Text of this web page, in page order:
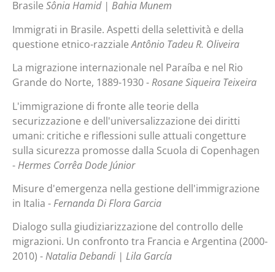
Brasile Sônia Hamid | Bahia Munem
Immigrati in Brasile. Aspetti della selettività e della
questione etnico-razzialeAntônio Tadeu R. Oliveira
La migrazione internazionale nel Paraíba e nel Rio
Grande do Norte, 1889-1930 -Rosane Siqueira Teixeira
L'immigrazione di fronte alle teorie della
securizzazione e dell'universalizzazione dei diritti
umani: critiche e riflessioni sulle attuali congetture
sulla sicurezza promosse dalla Scuola di Copenhagen
-Hermes Corrêa Dode Júnior
Misure d'emergenza nella gestione dell'immigrazione
in Italia -Fernanda Di Flora Garcia
Dialogo sulla giudiziarizzazione del controllo delle
migrazioni. Un confronto tra Francia e Argentina (2000-
2010) -Natalia Debandi | Lila García